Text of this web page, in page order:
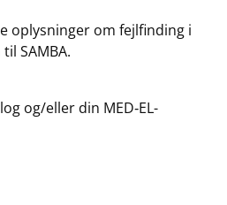
oplysninger om fejlfinding i
SAMBA.
og/eller din MED‑EL-